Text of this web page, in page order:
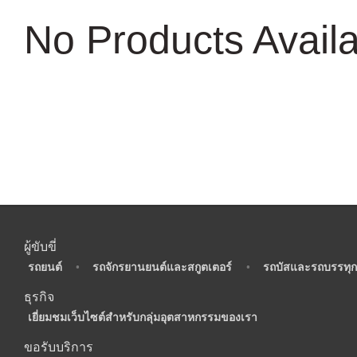
No Products
ผู้ขับขี่
รถยนต์ • รถจักรยานยนต์และสกูตเตอร์ • รถบัสและรถบรรทุก
ธุรกิจ
เยี่ยมชมเว็บไซต์สำหรับกลุ่มอุตสาหกรรมของเรา
ขอรับบริการ